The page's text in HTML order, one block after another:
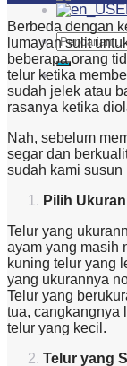
Pencarian
untuk:
Berbeda dengan
lumayan sulit
beberapa orang
telur ketika
sudah jelek atau
rasanya ketika
Nah, sebelum
segar dan
sudah kami susun
Pilih
Telur yang
ayam yang masih
kuning telur yang
yang ukurannya
Telur yang
tua, cangkangnya
telur yang kecil.
Telur yang